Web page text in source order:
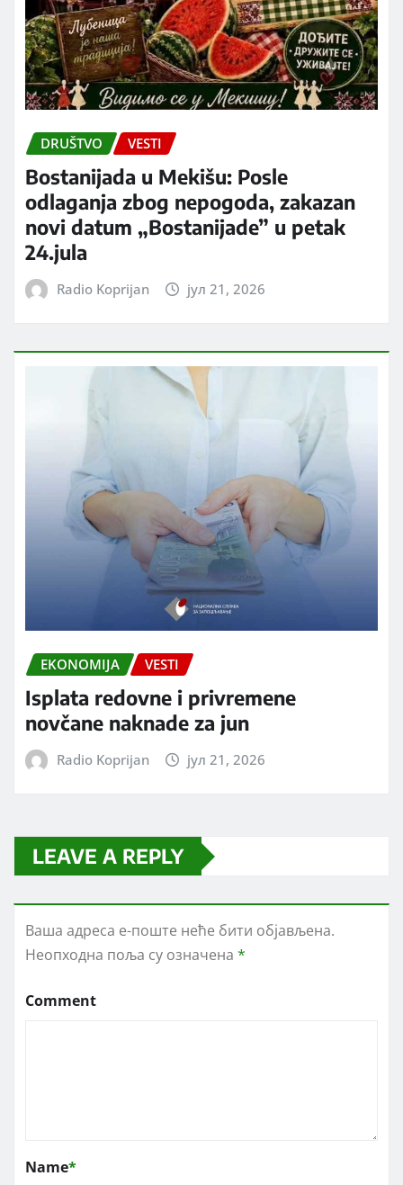
DRUŠTVO VESTI
Bostanijada u Mekišu: Posle
odlaganja zbog nepogoda, zakazan
novi datum „Bostanijade” u petak
24.jula
Radio Koprijan јул 21, 2026
EKONOMIJA VESTI
Isplata redovne i privremene
novčane naknade za jun
Radio Koprijan јул 21, 2026
LEAVE A REPLY
Ваша адреса е-поште неће бити објављена.
Неопходна поља су означена *
Comment
Name*